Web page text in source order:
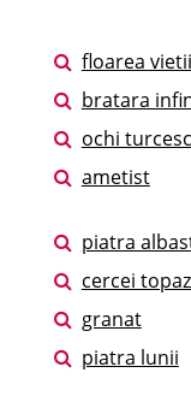
floarea vietii
bratara
ochi turcesc
ametist
piatra
cercei
granat
piatra lunii